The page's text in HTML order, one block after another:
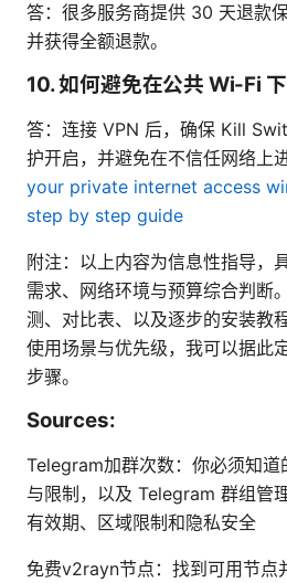
答：很多服务商提供 30 天退款
并获得全额退款。
10. 如何避免在公共 Wi-Fi 下
答：连接 VPN 后，确保 Kill
护开启，并避免在不信任网络上
your private internet access
step by step guide
附注：以上内容为信息性指导，
需求、网络环境与预算综合判断
测、对比表、以及逐步的安装教
使用场景与优先级，我可以据此
步骤。
Sources:
Telegram加群次数：你必须知道
与限制，以及 Telegram 群组管
有效期、区域限制和隐私安全
免费v2rayn节点：找到可用节点